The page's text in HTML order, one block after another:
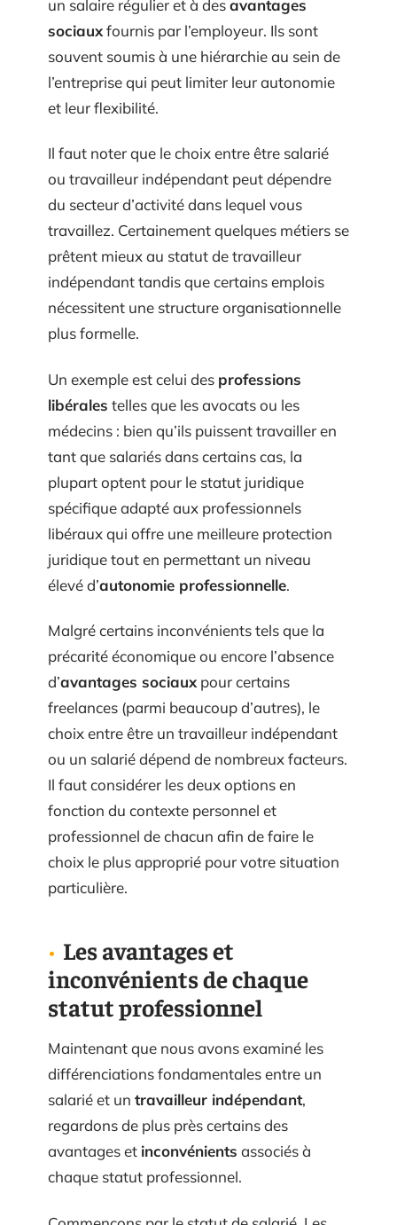
un salaire régulier et à desavantages
sociauxfournis par l’employeur. Ils sont
souvent soumis à une hiérarchie au sein de
l’entreprise qui peut limiter leur autonomie
et leur flexibilité.
Il faut noter que le choix entre être salarié
ou travailleur indépendant peut dépendre
du secteur d’activité dans lequel vous
travaillez. Certainement quelques métiers se
prêtent mieux au statut de travailleur
indépendant tandis que certains emplois
nécessitent une structure organisationnelle
plus formelle.
Un exemple est celui des professions
libérales telles que les avocats ou les
médecins : bien qu’ils puissent travailler en
tant que salariés dans certains cas, la
plupart optent pour le statut juridique
spécifique adapté aux professionnels
libéraux qui offre une meilleure protection
juridique tout en permettant un niveau
élevé d’autonomie professionnelle.
Malgré certains inconvénients tels que la
précarité économique ou encore l’absence
d’avantages sociaux pour certains
freelances (parmi beaucoup d’autres), le
choix entre être un travailleur indépendant
ou un salarié dépend de nombreux facteurs.
Il faut considérer les deux options en
fonction du contexte personnel et
professionnel de chacun afin de faire le
choix le plus approprié pour votre situation
particulière.
Les avantages et
inconvénients de chaque
statut professionnel
Maintenant que nous avons examiné les
différenciations fondamentales entre un
salarié et un travailleur indépendant,
regardons de plus près certains des
avantages et inconvénients associés à
chaque statut professionnel.